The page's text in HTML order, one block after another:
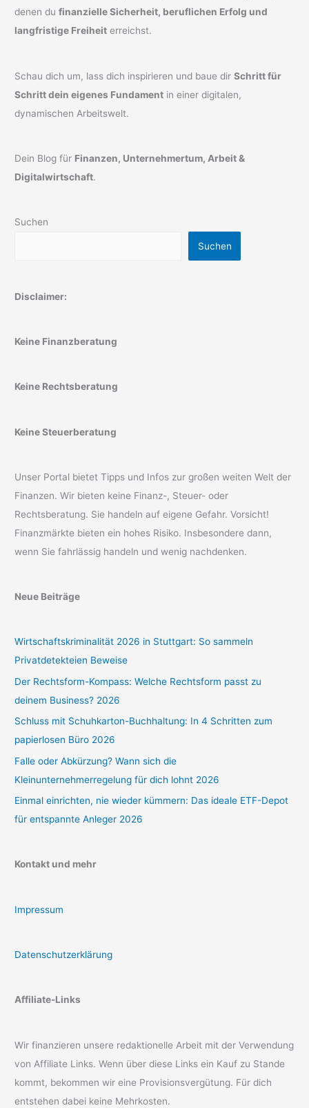
denen dufinanzielle Sicherheit, beruflichen Erfolg und
langfristige Freiheit erreichst.
Schau dich um, lass dich inspirieren und baue dirSchritt für
Schritt dein eigenes Fundament in einer digitalen,
dynamischen Arbeitswelt.
Dein Blog für Finanzen, Unternehmertum, Arbeit &
Digitalwirtschaft.
Suchen
Suchen
Disclaimer:
Keine Finanzberatung
Keine Rechtsberatung
Keine Steuerberatung
Unser Portal bietet Tipps und Infos zur großen weiten Welt der
Finanzen. Wir bieten keine Finanz-, Steuer- oder
Rechtsberatung. Sie handeln auf eigene Gefahr. Vorsicht!
Finanzmärkte bieten ein hohes Risiko. Insbesondere dann,
wenn Sie fahrlässig handeln und wenig nachdenken.
Neue Beiträge
Wirtschaftskriminalität 2026 in Stuttgart: So sammeln
Privatdetekteien Beweise
Der Rechtsform-Kompass: Welche Rechtsform passt zu
deinem Business? 2026
Schluss mit Schuhkarton-Buchhaltung: In 4 Schritten zum
papierlosen Büro 2026
Falle oder Abkürzung? Wann sich die
Kleinunternehmerregelung für dich lohnt 2026
Einmal einrichten, nie wieder kümmern: Das ideale ETF-Depot
für entspannte Anleger 2026
Kontakt und mehr
Impressum
Datenschutzerklärung
Affiliate-Links
Wir finanzieren unsere redaktionelle Arbeit mit der Verwendung
von Affiliate Links. Wenn über diese Links ein Kauf zu Stande
kommt, bekommen wir eine Provisionsvergütung. Für dich
entstehen dabei keine Mehrkosten.